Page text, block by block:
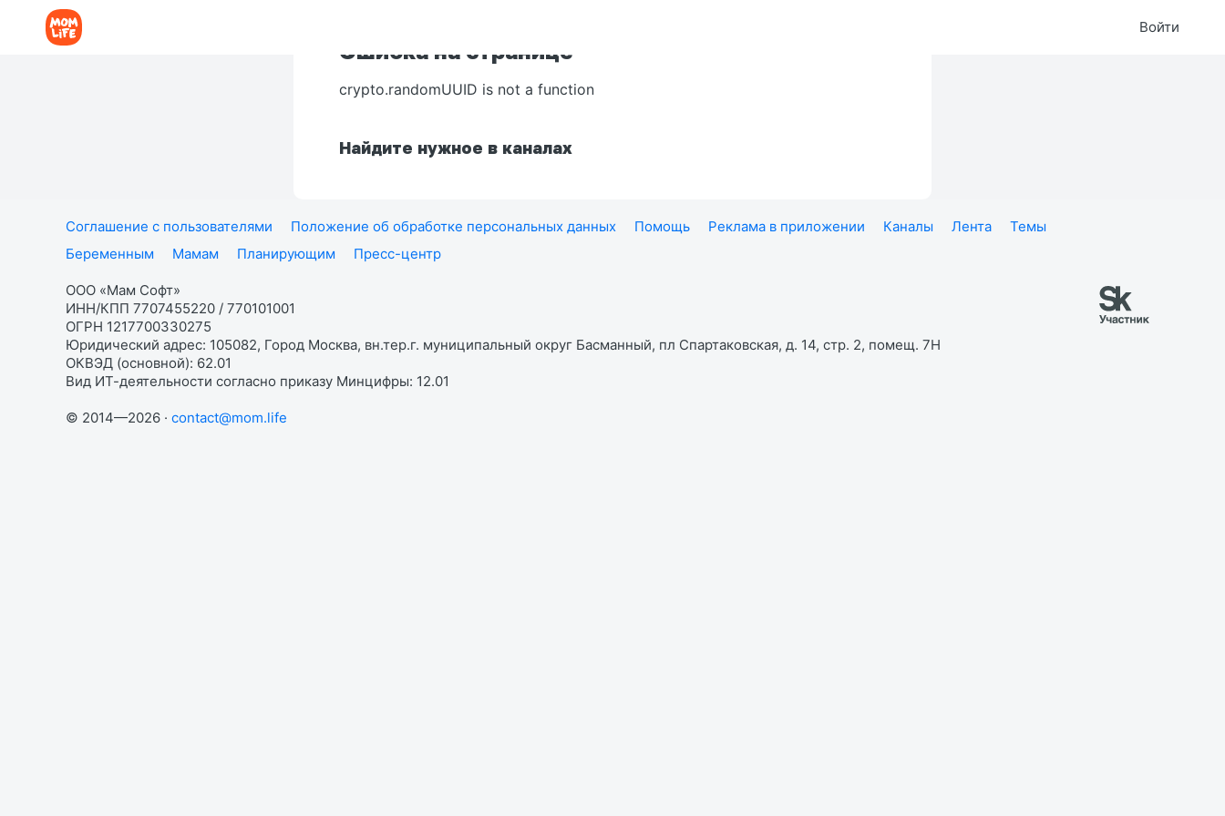
Войти
Ошибка на странице
crypto.randomUUID is not a function
Найдите нужное в каналах
Соглашение с пользователями Положение об обработке персональных данных Помощь Реклама в приложении Каналы Лента
Темы
Беременным
Мамам Планирующим Пресс-центр
ООО «Мам Софт»
ИНН/КПП 7707455220 / 770101001
ОГРН 1217700330275
Юридический адрес: 105082, Город Москва, вн.тер.г. муниципальный округ Басманный, пл Спартаковская, д. 14, стр. 2, помещ. 7Н
ОКВЭД (основной): 62.01
Вид ИТ-деятельности согласно приказу Минцифры: 12.01
© 2014—2026 · contact@mom.life